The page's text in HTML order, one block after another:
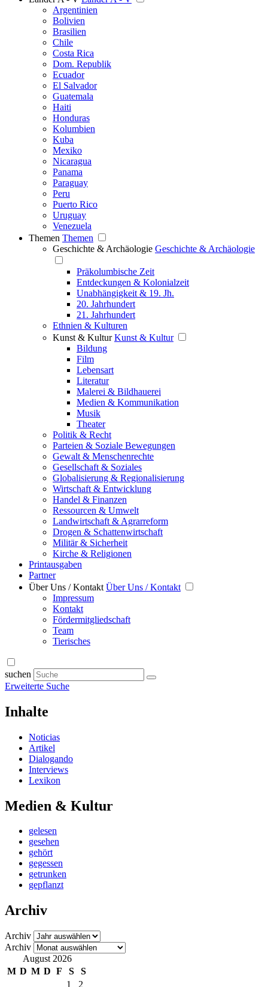
Argentinien
Bolivien
Brasilien
Chile
Costa Rica
Dom. Republik
Ecuador
El Salvador
Guatemala
Haiti
Honduras
Kolumbien
Kuba
Mexiko
Nicaragua
Panama
Paraguay
Peru
Puerto Rico
Uruguay
Venezuela
Themen Themen
Geschichte & Archäologie Geschichte & Archäologie
Präkolumbische Zeit
Entdeckungen & Kolonialzeit
Unabhängigkeit & 19. Jh.
20. Jahrhundert
21. Jahrhundert
Ethnien & Kulturen
Kunst & Kultur Kunst & Kultur
Bildung
Film
Lebensart
Literatur
Malerei & Bildhauerei
Medien & Kommunikation
Musik
Theater
Politik & Recht
Parteien & Soziale Bewegungen
Gewalt & Menschenrechte
Gesellschaft & Soziales
Globalisierung & Regionalisierung
Wirtschaft & Entwicklung
Handel & Finanzen
Ressourcen & Umwelt
Landwirtschaft & Agrarreform
Drogen & Schattenwirtschaft
Militär & Sicherheit
Kirche & Religionen
Printausgaben
Partner
Über Uns / Kontakt Über Uns / Kontakt
Impressum
Kontakt
Fördermitgliedschaft
Team
Tierisches
suchen
Erweiterte Suche
Inhalte
Noticias
Artikel
Dialogando
Interviews
Lexikon
Medien & Kultur
gelesen
gesehen
gehört
gegessen
getrunken
gepflanzt
Archiv
Archiv
Archiv
August 2026
M D M D F S
S
1
2